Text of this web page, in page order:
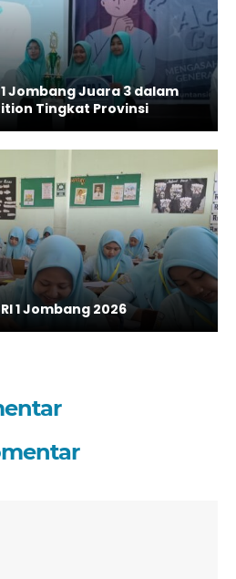
1 Jombang Juara 3 dalam
Tingkat Provinsi
1 Jombang 2026